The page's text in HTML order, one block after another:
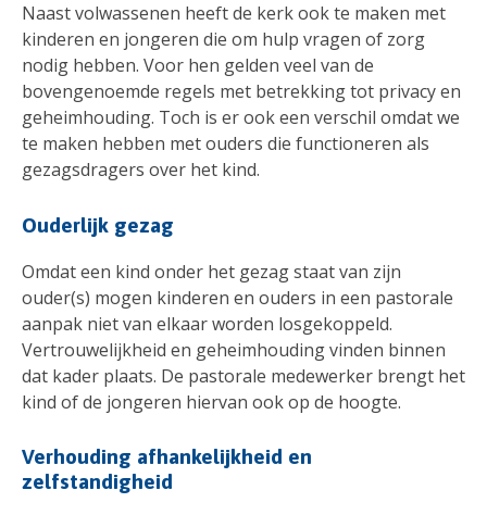
Naast volwassenen heeft de kerk ook te maken met
kinderen en jongeren die om hulp vragen of zorg
nodig hebben. Voor hen gelden veel van de
bovengenoemde regels met betrekking tot privacy en
geheimhouding. Toch is er ook een verschil omdat we
te maken hebben met ouders die functioneren als
gezagsdragers over het kind.
Ouderlijk gezag
Omdat een kind onder het gezag staat van zijn
ouder(s) mogen kinderen en ouders in een pastorale
aanpak niet van elkaar worden losgekoppeld.
Vertrouwelijkheid en geheimhouding vinden binnen
dat kader plaats. De pastorale medewerker brengt het
kind of de jongeren hiervan ook op de hoogte.
Verhouding afhankelijkheid en
zelfstandigheid